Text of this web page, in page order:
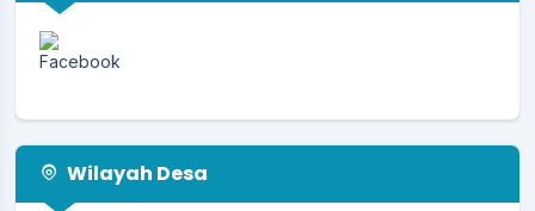
Wilayah Desa